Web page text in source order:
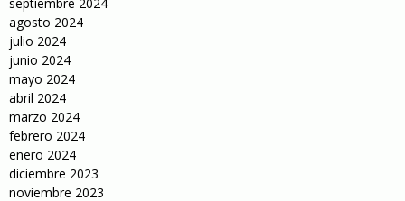
agosto 2024
julio 2024
junio 2024
mayo 2024
abril 2024
marzo 2024
febrero 2024
enero 2024
diciembre 2023
noviembre 2023